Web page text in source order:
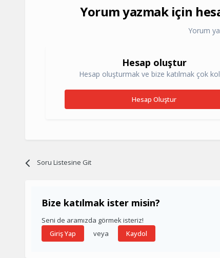
Yorum yazmak için
Yorum
Hesap oluştur
Hesap oluşturmak ve bize katılmak çok
Hesap Oluştur
Soru Listesine Git
Bize katılmak ister misin?
Seni de aramızda görmek isteriz!
Giriş Yap
veya Kaydol